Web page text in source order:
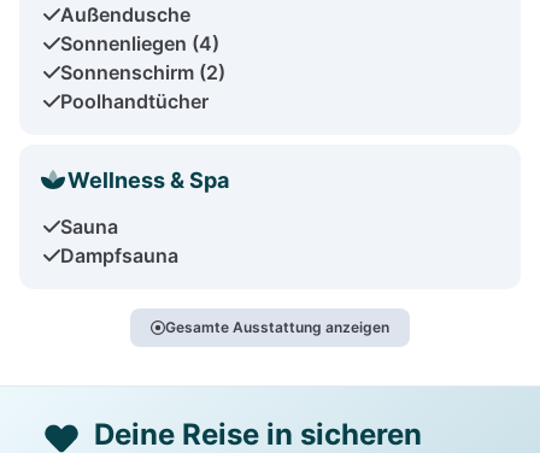
Außendusche
Sonnenliegen (4)
Sonnenschirm (2)
Poolhandtücher
Wellness & Spa
Sauna
Dampfsauna
Gesamte Ausstattung anzeigen
Deine Reise in sicheren